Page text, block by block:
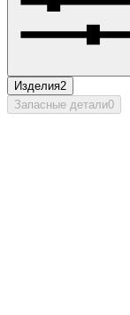
Изделия2
Запасные детали0